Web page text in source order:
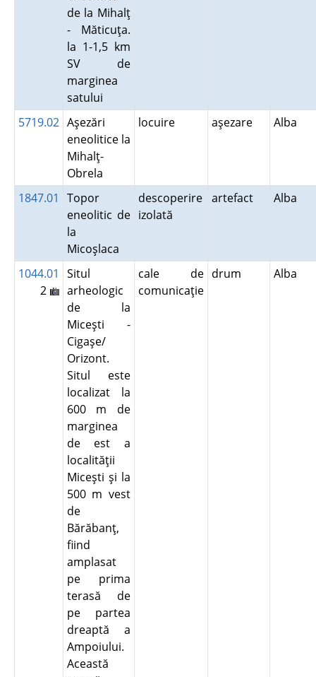
de la Mihalţ
- Măticuţa.
la 1-1,5 km
SV de
marginea
satului
5719.02 Aşezări
eneolitice la
Mihalţ-
Obrela
locuire aşezare Alba
1847.01
Topor
eneolitic de
la
Micoşlaca
descoperire
izolată
artefact Alba
1044.01
2
Situl
arheologic
de la
Miceşti -
Cigaşe/
Orizont.
Situl este
localizat la
600 m de
marginea
de est a
localităţii
Miceşti şi la
500 m vest
de
Bărăbanţ,
fiind
amplasat
pe prima
terasă de
pe partea
dreaptă a
Ampoiului.
Această
cale de
comunicaţie
drum Alba